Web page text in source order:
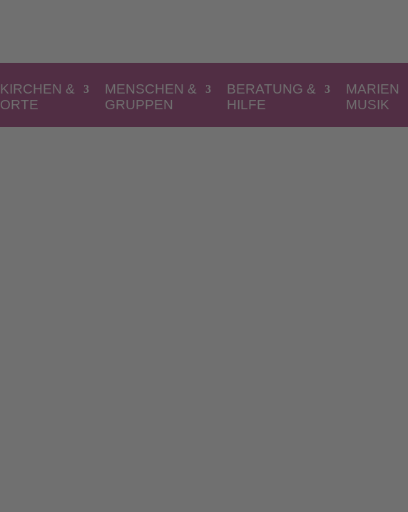
KIRCHEN &
ORTE
MENSCHEN &
GRUPPEN
BERATUNG &
HILFE
MARIEN
MUSIK